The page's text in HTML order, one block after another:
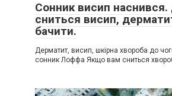
Сонник висип наснився.
сниться висип,
бачити.
Дерматит, висип, шкірна хвороба до
сонник Лоффа Якщо вам сниться